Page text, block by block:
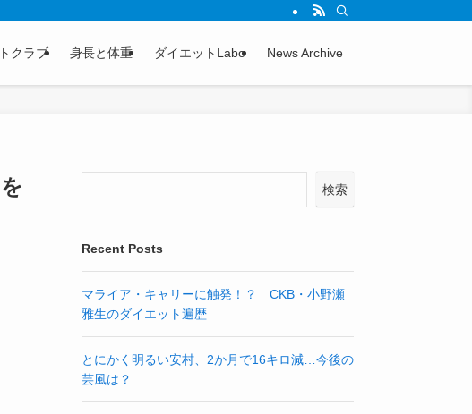
クラブ 身長と体重 ダイエットLabo News Archive
検索
Recent Posts
マライア・キャリーに触発！？ CKB・小野瀬
雅生のダイエット遍歴
とにかく明るい安村、2か月で16キロ減…今後の
芸風は？